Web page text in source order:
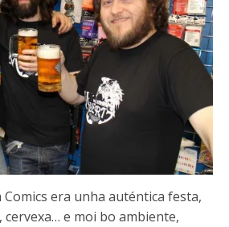
era unha auténtica festa,
cervexa… e moi bo ambiente,